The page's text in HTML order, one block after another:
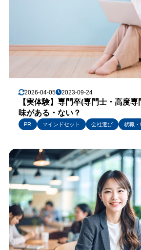
2026-04-05 2023-09-24
【実体験】専門卒(専門士・高度
味がある・ない？
PR マインドセット 会社選び
就職